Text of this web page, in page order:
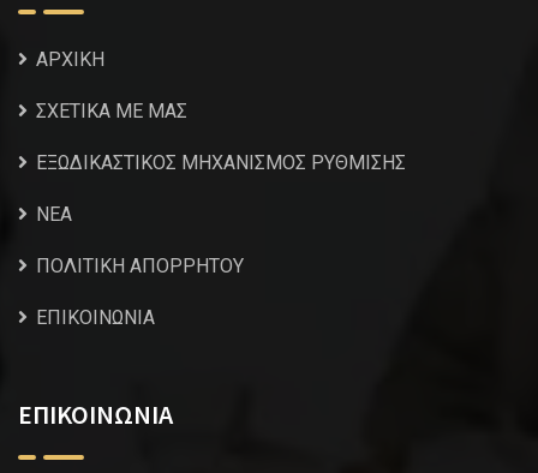
ΑΡΧΙΚΗ
ΣΧΕΤΙΚΑ ΜΕ ΜΑΣ
ΕΞΩΔΙΚΑΣΤΙΚΟΣ ΜΗΧΑΝΙΣΜΟΣ ΡΥΘΜΙΣΗΣ
NEA
ΠΟΛΙΤΙΚΗ ΑΠΟΡΡΗΤΟΥ
ΕΠΙΚΟΙΝΩΝΙΑ
ΕΠΙΚΟΙΝΩΝΙΑ